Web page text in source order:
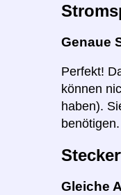
Genaue
Perfekt!
können
haben).
benötigen.
Gleiche